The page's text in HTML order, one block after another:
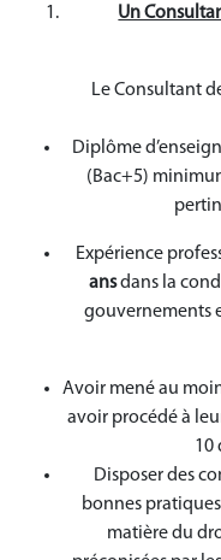
Un
Le Consultant
Diplôme
(Bac+5)
Expérience
ansdans la
gouvernements
Avoir mené au
avoir procédé à
10
Disposer des
bonnes
matière du